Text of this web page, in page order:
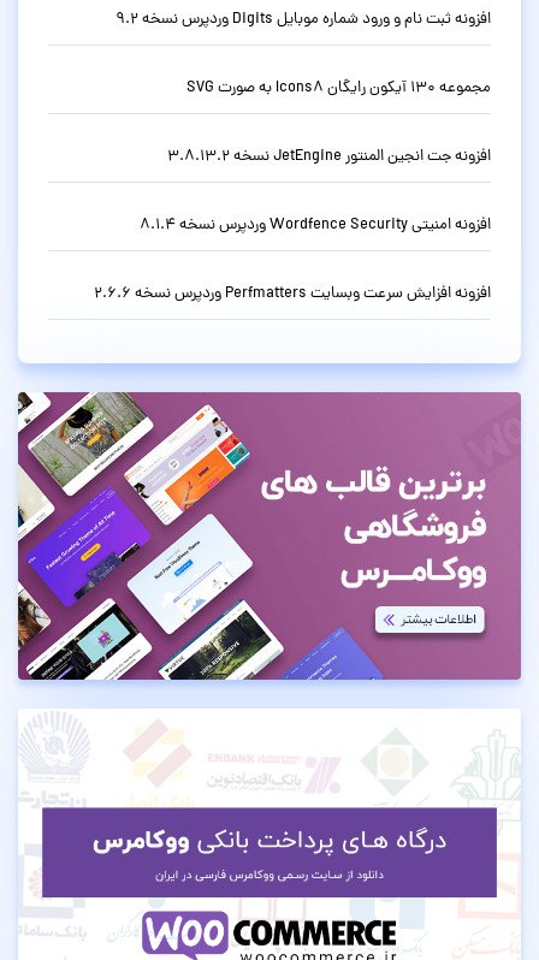
افزونه ثبت نام و ورود شماره موبایل Digits وردپرس نسخه 9.2
مجموعه 130 آیکون رایگان Icons8 به صورت SVG
افزونه جت انجین المنتور JetEngine نسخه 3.8.13.2
افزونه امنیتی Wordfence Security وردپرس نسخه 8.1.4
افزونه افزایش سرعت وبسایت Perfmatters وردپرس نسخه 2.6.6